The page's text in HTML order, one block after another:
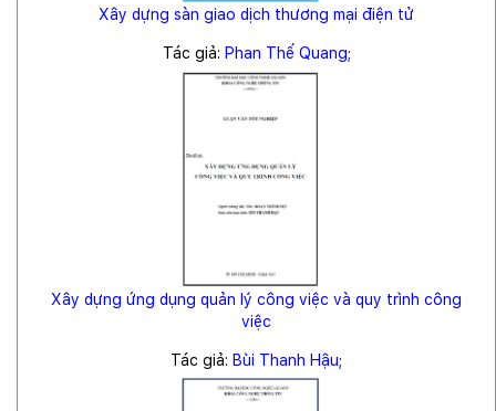
Xây dựng sàn giao dịch thương mại điện tử
Tác giả: Phan Thế Quang;
Xây dựng ứng dụng quản lý công việc và quy trình công
việc
Tác giả: Bùi Thanh Hậu;